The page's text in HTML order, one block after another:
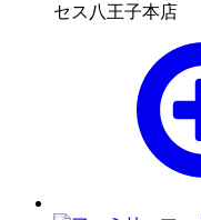
セス八王子本店